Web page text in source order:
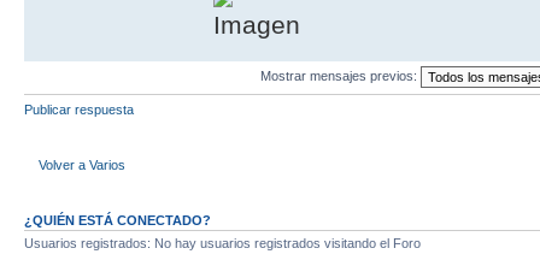
Mostrar mensajes previos:
Publicar respuesta
Volver a Varios
¿QUIÉN ESTÁ CONECTADO?
Usuarios registrados: No hay usuarios registrados visitando el Foro